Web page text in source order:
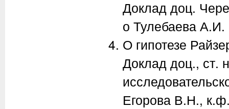
Доклад доц.
о Тулебаева А.И.
О гипотезе
Доклад доц., ст.
Егорова В.Н.,